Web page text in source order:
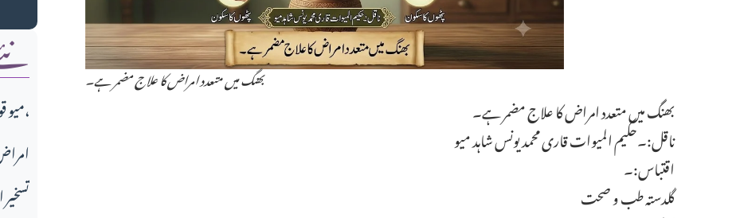
میو قوم کی تعلیمی انفرادی و اجتماعی سرگرمیاں،
بھنگ میں متعدد امراض کا علاج مضمر ہے۔
بھنگ میں متعدد امراض کا علاج مضمر ہے۔
ناقل:۔حکیم المیوات قاری محمد یونس شاہد میو
اقتباس:۔
گلدستہ طب و صحت